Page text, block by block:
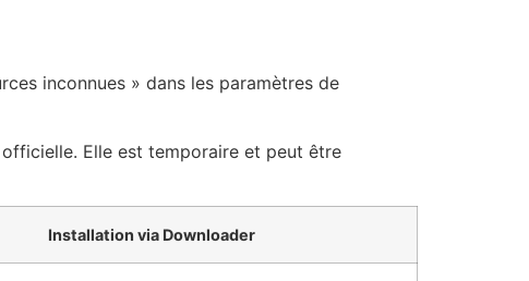
inconnues » dans les paramètres de
Elle est temporaire et peut être
Installation via Downloader